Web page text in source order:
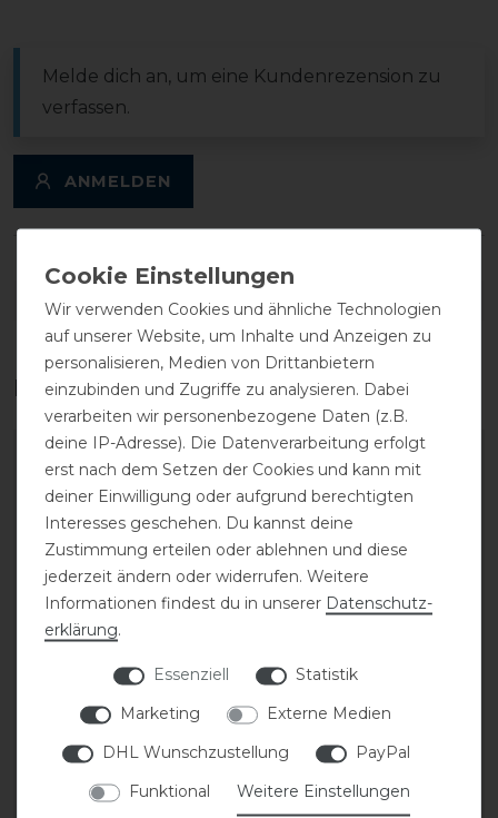
Melde dich an, um eine Kundenrezension zu
verfassen.
ANMELDEN
DETAILS ZUR PRODUKTSICHERHEIT
Das perfekte Zubehör für dich
Covalliero Turniershirt
langarm FS26 Damen
31,99 € *
Covalliero T-Shirt FS26
Damen
23,99 € *
Wir verwenden Cookies und ähnliche Technologien
auf unserer Website, um Inhalte und Anzeigen zu
personalisieren, Medien von Drittanbietern
einzubinden und Zugriffe zu analysieren. Dabei
verarbeiten wir personenbezogene Daten (z.B.
deine IP-Adresse). Die Datenverarbeitung erfolgt
erst nach dem Setzen der Cookies und kann mit
deiner Einwilligung oder aufgrund berechtigten
Interesses geschehen. Du kannst deine
Zustimmung erteilen oder ablehnen und diese
jederzeit ändern oder widerrufen. Weitere
Informationen findest du in unserer Daten­schutz­
erklärung.
Essenziell
Statistik
Marketing
Externe Medien
DHL Wunschzustellung
PayPal
Funktional
Weitere Einstellungen